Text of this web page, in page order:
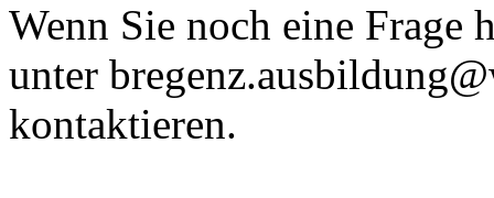
Wenn Sie noch eine Frage
unter
kontaktieren.